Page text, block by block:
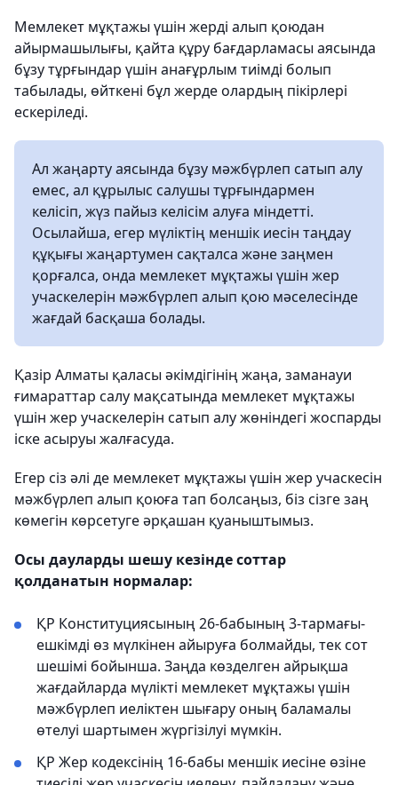
Мемлекет мұқтажы үшін жерді алып қоюдан
айырмашылығы, қайта құру бағдарламасы аясында
бұзу тұрғындар үшін анағұрлым тиімді болып
табылады, өйткені бұл жерде олардың пікірлері
ескеріледі.
Ал жаңарту аясында бұзу мәжбүрлеп сатып алу
емес, ал құрылыс салушы тұрғындармен
келісіп, жүз пайыз келісім алуға міндетті.
Осылайша, егер мүліктің меншік иесін таңдау
құқығы жаңартумен сақталса және заңмен
қорғалса, онда мемлекет мұқтажы үшін жер
учаскелерін мәжбүрлеп алып қою мәселесінде
жағдай басқаша болады.
Қазір Алматы қаласы әкімдігінің жаңа, заманауи
ғимараттар салу мақсатында мемлекет мұқтажы
үшін жер учаскелерін сатып алу жөніндегі жоспарды
іске асыруы жалғасуда.
Егер сіз әлі де мемлекет мұқтажы үшін жер учаскесін
мәжбүрлеп алып қоюға тап болсаңыз, біз сізге заң
көмегін көрсетуге әрқашан қуаныштымыз.
Осы дауларды шешу кезінде соттар
қолданатын нормалар:
ҚР Конституциясының 26-бабының 3-тармағы-
ешкімді өз мүлкінен айыруға болмайды, тек сот
шешімі бойынша. Заңда көзделген айрықша
жағдайларда мүлікті мемлекет мұқтажы үшін
мәжбүрлеп иеліктен шығару оның баламалы
өтелуі шартымен жүргізілуі мүмкін.
ҚР Жер кодексінің 16-бабы меншік иесіне өзіне